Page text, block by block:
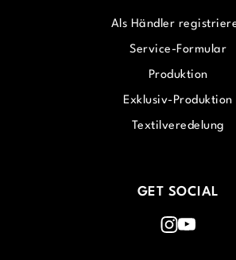
Als Händler
Service-Formular
Produktion
Exklusiv-Produktion
Textilveredelung
GET SOCIAL
Instagram
Youtube